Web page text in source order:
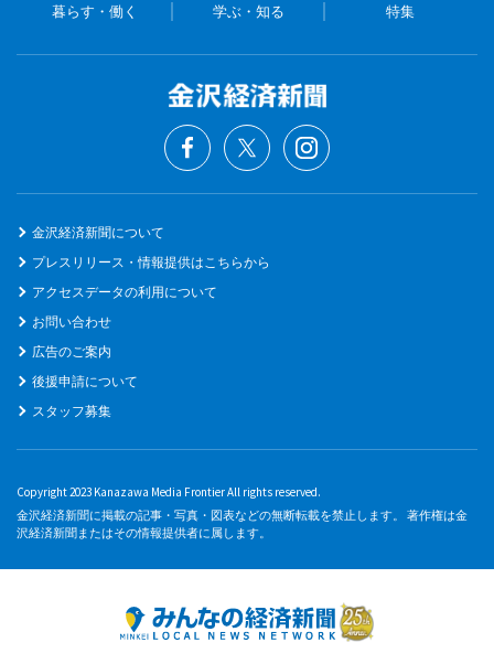
暮らす・働く 学ぶ・知る 特集
金沢経済新聞について
プレスリリース・情報提供はこちらから
アクセスデータの利用について
お問い合わせ
広告のご案内
後援申請について
スタッフ募集
Copyright 2023 Kanazawa Media Frontier All rights reserved.
金沢経済新聞に掲載の記事・写真・図表などの無断転載を禁止します。 著作権は金
沢経済新聞またはその情報提供者に属します。